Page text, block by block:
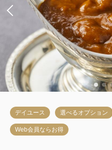
デイユース 選べるオプション
Web会員ならお得